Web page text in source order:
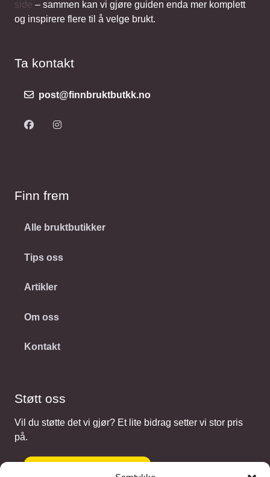
side – sammen kan vi gjøre guiden enda mer komplett
og inspirere flere til å velge brukt.
Ta kontakt
post@finnbruktbutkk.no
Finn frem
Alle bruktbutikker
Tips oss
Artikler
Om oss
Kontakt
Støtt oss
Vil du støtte det vi gjør? Et lite bidrag setter vi stor pris
på.